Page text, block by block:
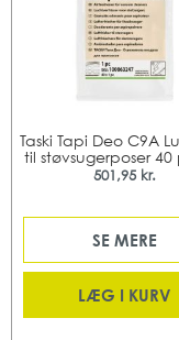
Taski Tapi Deo C9A
til støvsugerposer 40
501,95 kr.
SE MERE
LÆG I KURV